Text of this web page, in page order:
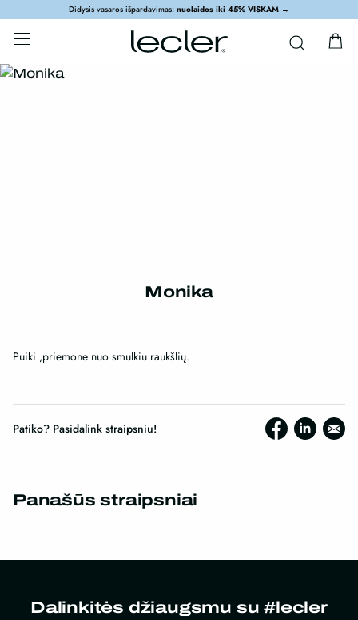
Didysis vasaros išpardavimas: nuolaidos iki 45% VISKAM →
Monika
Puiki ,priemone nuo smulkiu raukšlių.
Patiko? Pasidalink straipsniu!
Panašūs straipsniai
Dalinkitės džiaugsmu su #lecler